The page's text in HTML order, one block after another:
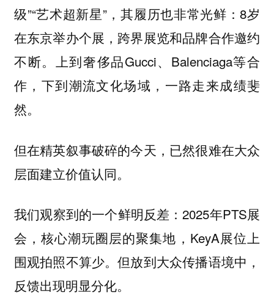
级”“艺术超新星”，其履历也非常光鲜：8岁
在东京举办个展，跨界展览和品牌合作邀约
不断。上到奢侈品Gucci、Balenciaga等合
作，下到潮流文化场域，一路走来成绩斐
然。
但在精英叙事破碎的今天，已然很难在大众
层面建立价值认同。
我们观察到的一个鲜明反差：2025年PTS展
会，核心潮玩圈层的聚集地，KeyA展位上
围观拍照不算少。但放到大众传播语境中，
反馈出现明显分化。